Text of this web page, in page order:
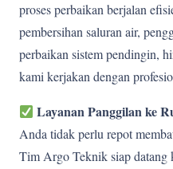
proses perbaikan berjalan
pembersihan saluran air,
perbaikan sistem pendingin,
kami kerjakan dengan
Layanan Panggilan ke
Anda tidak perlu repot
Tim Argo Teknik siap datang